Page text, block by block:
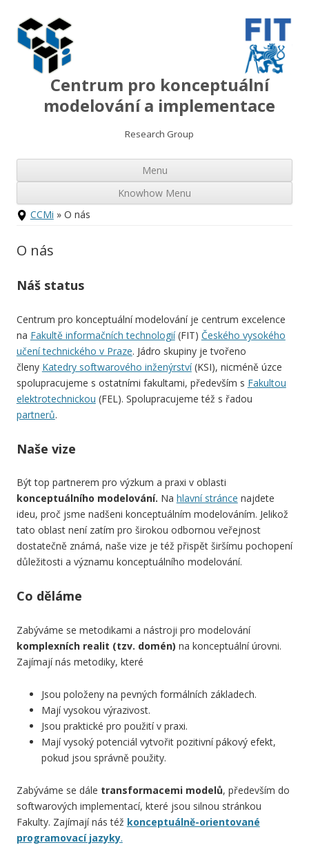
Centrum pro konceptuální
modelování a implementace
Research Group
Menu
Knowhow Menu
Přejít
k CCMi » O nás
O nás
Náš status
Centrum pro konceptuální modelování je centrum excelence
na Fakultě informačních technologií(FIT) Českého vysokého
učení technického v Praze. Jádro skupiny je tvořeno
členy Katedry softwarového inženýrství(KSI), nicméně úzce
spolupracujeme s ostatními fakultami, především s Fakultou
elektrotechnickou (FEL). Spolupracujeme též s řadou
partnerů.
Naše vize
Být top partnerem pro výzkum a praxi v oblasti
konceptuálního modelování. Na hlavní stránce najdete
ideu, proč jsme nadšeni konceptuálním modelováním. Jelikož
tato oblast není zatím pro širokou odbornou veřejnost
dostatečně známá, naše vize je též přispět širšímu pochopení
důležitosti a významu konceptuálního modelování.
Co děláme
Zabýváme se metodikami a nástroji pro modelování
komplexních realit (tzv. domén) na konceptuální úrovni.
Zajímají nás metodiky, které
Jsou položeny na pevných formálních základech.
Mají vysokou výrazivost.
Jsou praktické pro použití v praxi.
Mají vysoký potenciál vytvořit pozitivní pákový efekt,
pokud jsou správně použity.
Zabýváme se dále transformacemi modelů, především do
softwarových implementací, které jsou silnou stránkou
Fakulty. Zajímají nás též konceptuálně-orientované
programovací jazyky.